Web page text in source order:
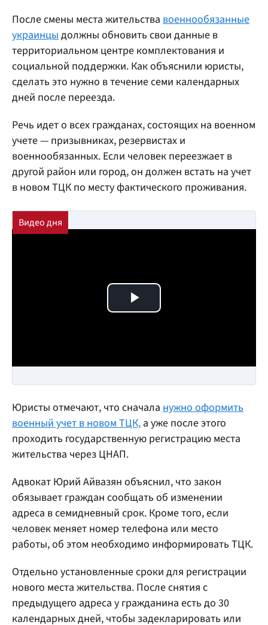
После смены места жительства военнообязанные
украинцы должны обновить свои данные в
территориальном центре комплектования и
социальной поддержки. Как объяснили юристы,
сделать это нужно в течение семи календарных
дней после переезда.
Речь идет о всех гражданах, состоящих на военном
учете — призывниках, резервистах и
военнообязанных. Если человек переезжает в
другой район или город, он должен встать на учет
в новом ТЦК по месту фактического проживания.
Play Video
Юристы отмечают, что сначала нужно оформить
военный учет в новом ТЦК, а уже после этого
проходить государственную регистрацию места
жительства через ЦНАП.
Адвокат Юрий Айвазян объяснил, что закон
обязывает граждан сообщать об изменении
адреса в семидневный срок. Кроме того, если
человек меняет номер телефона или место
работы, об этом необходимо информировать ТЦК.
Отдельно установленные сроки для регистрации
нового места жительства. После снятия с
предыдущего адреса у гражданина есть до 30
календарных дней, чтобы задекларировать или